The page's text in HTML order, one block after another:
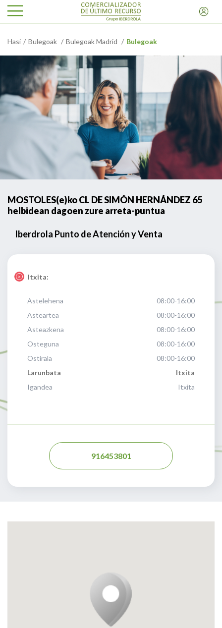
Hasi Bulegoak Bulegoak Madrid Bulegoak
MOSTOLES(e)ko CL DE SIMÓN HERNÁNDEZ 65
helbidean dagoen zure arreta-puntua
Iberdrola Punto de Atención y Venta
Itxita:
Astelehena
08:00-16:00
Asteartea
08:00-16:00
Asteazkena
08:00-16:00
Osteguna
08:00-16:00
Ostirala
08:00-16:00
Larunbata
Itxita
Igandea
Itxita
916453801